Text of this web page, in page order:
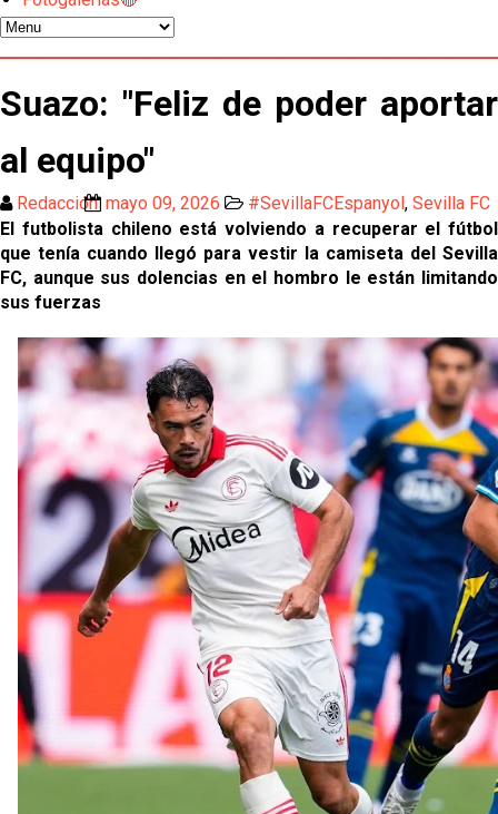
temporada pasada”
El Sevilla FC empieza a inscribir a los nuevos
fichajes
García
Análisis I Quién es y cómo juega Fran González
Endrick y Marc Bernal protagonizan las ofertas más
destacadas del día
El Sevilla Juvenil A última detalles en Canarias para
su debut en la Cantalejo Province Cup
La cita ante el Espanyol a domicilio ya tiene horario
El dato que destaca a Agoumé entre las cinco
grandes ligas
Juanlu de vuelta a Sevilla para cerrar su fichaje a la
Premier
El Granada negocia con el Sevilla FC por Alberto
Flores
El Sevilla continúa con despidos y rechaza una
oferta de 420 millones por el club
El Sevilla mueve ficha por Robbie Ure: la opción 'A'
para el ataque nervionense
Suazo: "Feliz de poder aportar
al equipo"
Redacción mayo 09, 2026 #SevillaFCEspanyol , Sevilla FC
El futbolista chileno está volviendo a recuperar el fútbol
que tenía cuando llegó para vestir la camiseta del Sevilla
FC, aunque sus dolencias en el hombro le están limitando
sus fuerzas